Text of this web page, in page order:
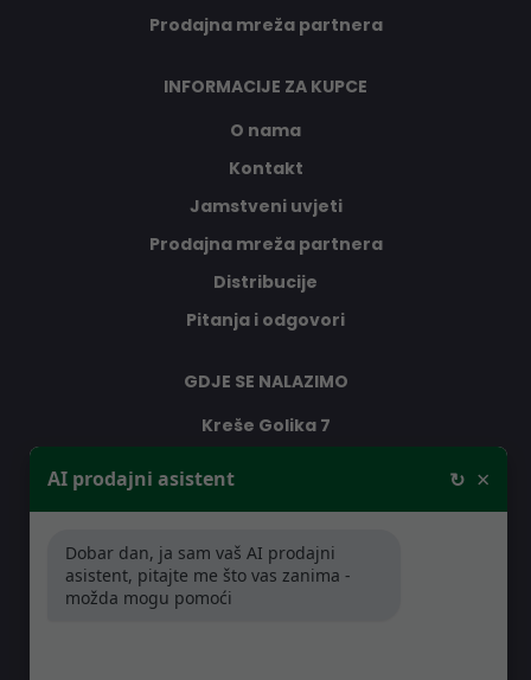
Prodajna mreža partnera
INFORMACIJE ZA KUPCE
O nama
Kontakt
Jamstveni uvjeti
Prodajna mreža partnera
Distribucije
Pitanja i odgovori
GDJE SE NALAZIMO
Kreše Golika 7
RADNO VRIJEME
Pon-Čet: 08:30 - 16:30h
AI prodajni asistent ↻ ×
Dobar dan, ja sam vaš AI prodajni
asistent, pitajte me što vas zanima -
možda mogu pomoći